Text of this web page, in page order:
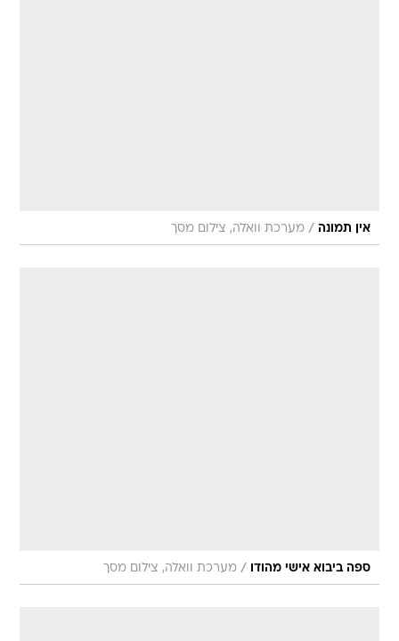
אין תמונה / מערכת וואלה, צילום מסך
ספה ביבוא אישי מהודו / מערכת וואלה, צילום מסך